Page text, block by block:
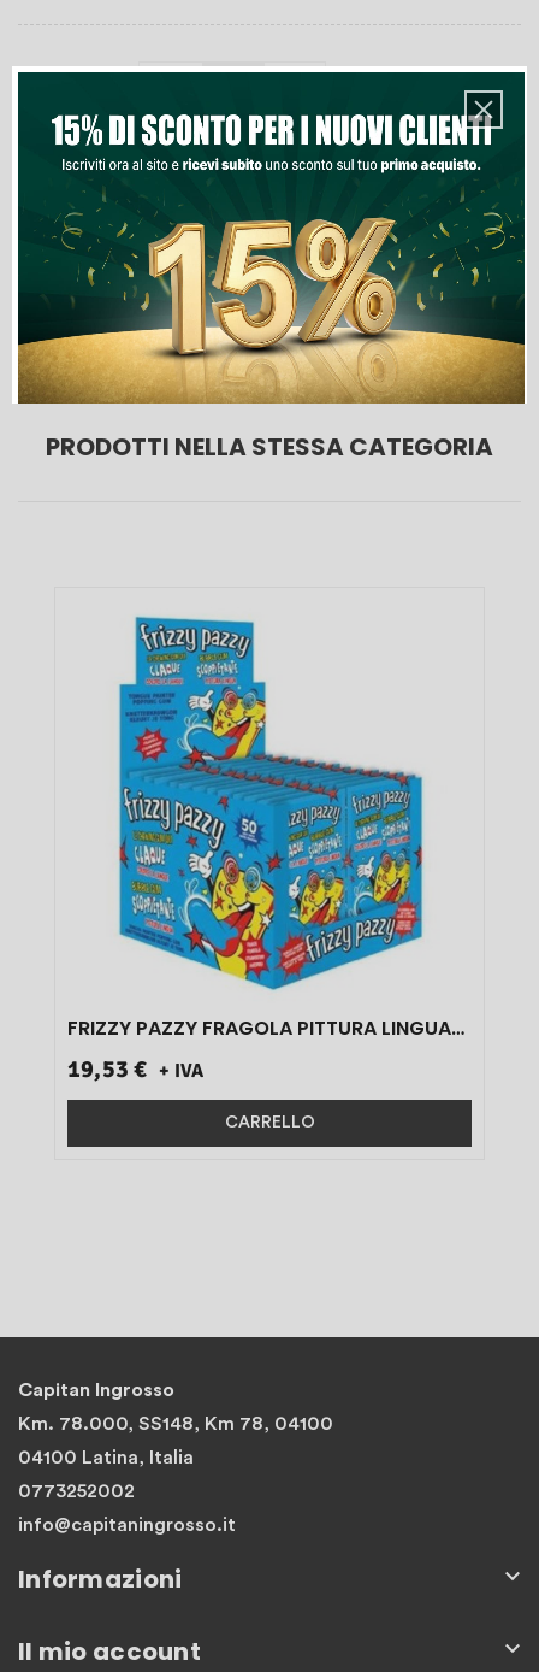
Lista Dei Desideri
PRODOTTI NELLA STESSA CATEGORIA
FRIZZY PAZZY FRAGOLA PITTURA LINGUA
19,53 € + IVA
CARRELLO
Capitan Ingrosso
Km. 78.000, SS148, Km 78, 04100
04100 Latina, Italia
0773252002
info@capitaningrosso.it
Informazioni 
Il mio account 